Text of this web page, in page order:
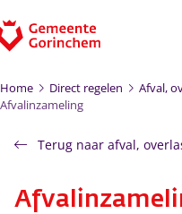
Home Direct regelen
Afval,
Afvalinzameling
Terug naar afval,